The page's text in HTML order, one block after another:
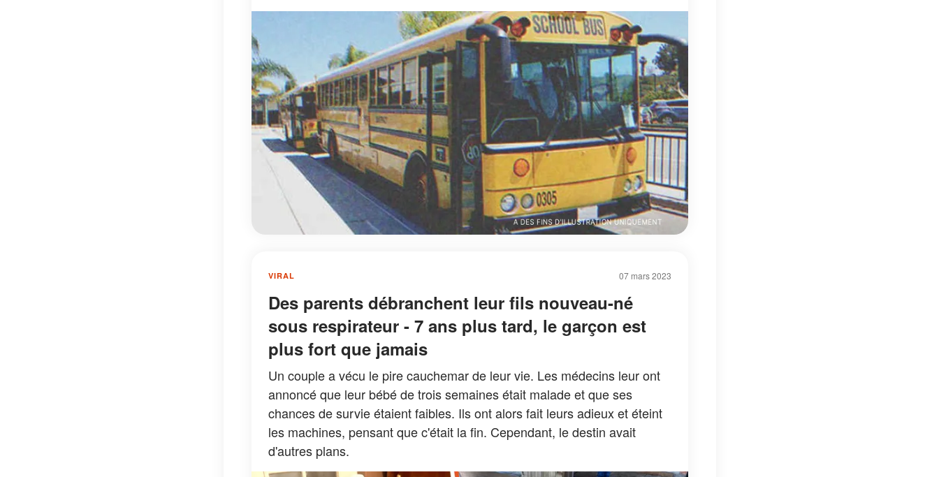
07 mars 2023
VIRAL
Des parents débranchent leur fils nouveau-né
sous respirateur - 7 ans plus tard, le garçon est
plus fort que jamais
Un couple a vécu le pire cauchemar de leur vie. Les médecins leur ont
annoncé que leur bébé de trois semaines était malade et que ses
chances de survie étaient faibles. Ils ont alors fait leurs adieux et éteint
les machines, pensant que c'était la fin. Cependant, le destin avait
d'autres plans.